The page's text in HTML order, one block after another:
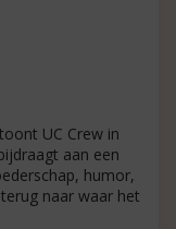
UC Crew in
aan een
humor,
naar waar het